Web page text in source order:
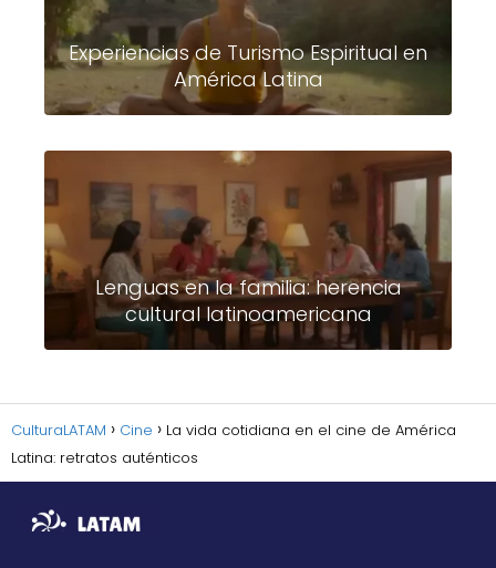
Experiencias de Turismo Espiritual en
América Latina
Lenguas en la familia: herencia
cultural latinoamericana
CulturaLATAM Cine
La vida cotidiana en el cine de América
Latina: retratos auténticos